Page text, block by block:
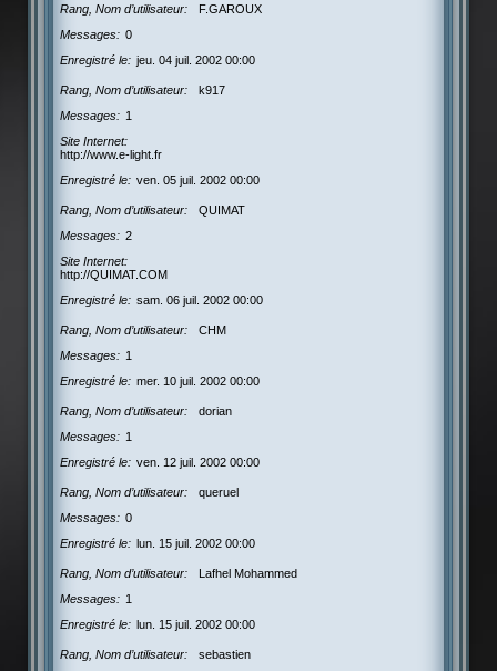
Rang, Nom d’utilisateur
F.GAROUX
Messages
0
Enregistré le
jeu. 04 juil. 2002 00:00
Rang, Nom d’utilisateur
k917
Messages
1
Site Internet
http://www.e-light.fr
Enregistré le
ven. 05 juil. 2002 00:00
Rang, Nom d’utilisateur
QUIMAT
Messages
2
Site Internet
http://QUIMAT.COM
Enregistré le
sam. 06 juil. 2002 00:00
Rang, Nom d’utilisateur
CHM
Messages
1
Enregistré le
mer. 10 juil. 2002 00:00
Rang, Nom d’utilisateur
dorian
Messages
1
Enregistré le
ven. 12 juil. 2002 00:00
Rang, Nom d’utilisateur
queruel
Messages
0
Enregistré le
lun. 15 juil. 2002 00:00
Rang, Nom d’utilisateur
Lafhel Mohammed
Messages
1
Enregistré le
lun. 15 juil. 2002 00:00
Rang, Nom d’utilisateur
sebastien